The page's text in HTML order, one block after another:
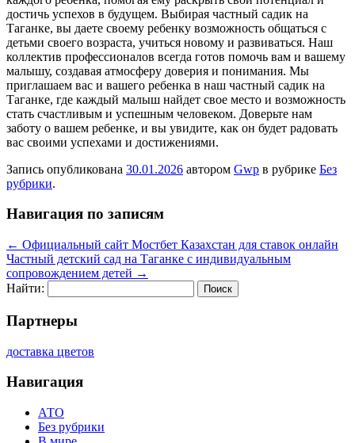
достичь успехов в будущем. Выбирая частный садик на
Таганке, вы даете своему ребенку возможность общаться с
детьми своего возраста, учиться новому и развиваться. Наш
коллектив профессионалов всегда готов помочь вам и вашему
малышу, создавая атмосферу доверия и понимания. Мы
приглашаем вас и вашего ребенка в наш частный садик на
Таганке, где каждый малыш найдет свое место и возможность
стать счастливым и успешным человеком. Доверьте нам
заботу о вашем ребенке, и вы увидите, как он будет радовать
вас своими успехами и достижениями.
Запись опубликована 30.01.2026 автором Gwp в рубрике Без
рубрики.
Навигация по записям
← Официальный сайт Мостбет Казахстан для ставок онлайн
Частный детский сад на Таганке с индивидуальным
сопровождением детей →
Найти:
Партнеры
доставка цветов
Навигация
АТО
Без рубрики